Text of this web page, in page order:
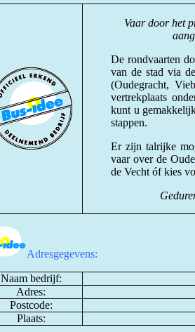
Vaar door het
De rondvaarten
van de stad via
(Oudegracht,
vertrekplaats
kunt u
stappen.
Er zijn talrijke
vaar over de
de Vecht óf kies
Adresgegevens:
Naam bedrijf:
Adres:
Postcode:
Plaats: